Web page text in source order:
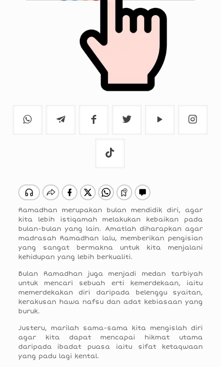
Ramadhan merupakan bulan mendidik diri, agar
kita lebih istiqamah melakukan kebaikan pada
bulan-bulan yang lain. Amatlah diharapkan agar
madrasah Ramadhan lalu, memberikan pengisian
yang sangat bermakna untuk kita menjalani
kehidupan yang lebih berkualiti.
Bulan Ramadhan juga menjadi medan tarbiyah
untuk mencari sebuah erti kemerdekaan, iaitu
memerdekakan diri daripada belenggu syaitan,
kerakusan hawa nafsu dan adat kebiasaan yang
buruk.
Justeru, marilah sama-sama kita mengislah diri
agar kita dapat mencapai hikmat utama
daripada ibadat puasa iaitu sifat ketaqwaan
yang padu lagi kental.